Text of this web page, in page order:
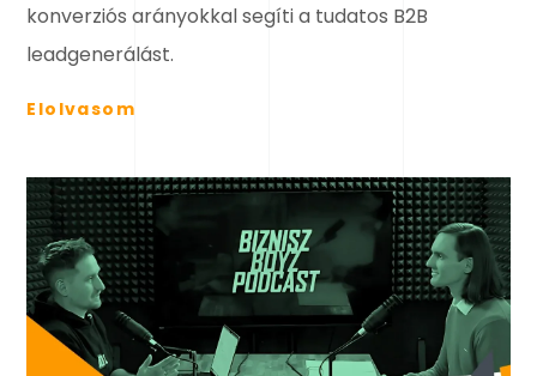
konverziós arányokkal segíti a tudatos B2B
leadgenerálást.
Elolvasom